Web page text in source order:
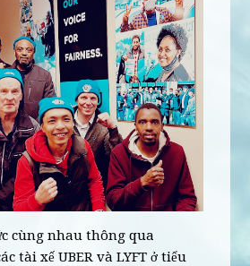
cùng nhau thông qua
tài xế UBER và LYFT ở tiểu